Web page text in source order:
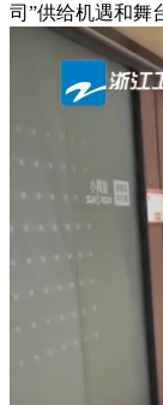
司”供给机遇和舞